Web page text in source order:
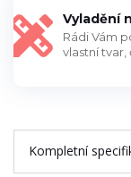
Vyladění
Rádi Vám
vlastní tvar,
Kompletní